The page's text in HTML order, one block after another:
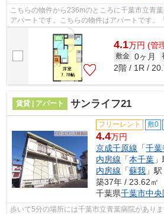
こちらの物件から236mのところに千葉市立青
アパートです。こちらの物件はアパートです
のここがイチオシ。エバンス 蘇我店で不...
4.1万円 (管
敷金 0ヶ月
2階 / 1R /
賃貸 | アパート サンライフ21
フリーレント 敷0
4.4万円
京成千原線 「千葉
内房線 「本千葉
内房線 「蘇我 」
築37年 / 23.62㎡
千葉県千葉市中央
歩いて5分の場所には千葉市立青葉病院があり